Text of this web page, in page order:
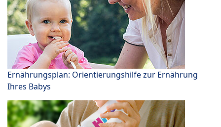
Ernährungsplan: Orientierungshilfe zur Ernährung
Ihres Babys